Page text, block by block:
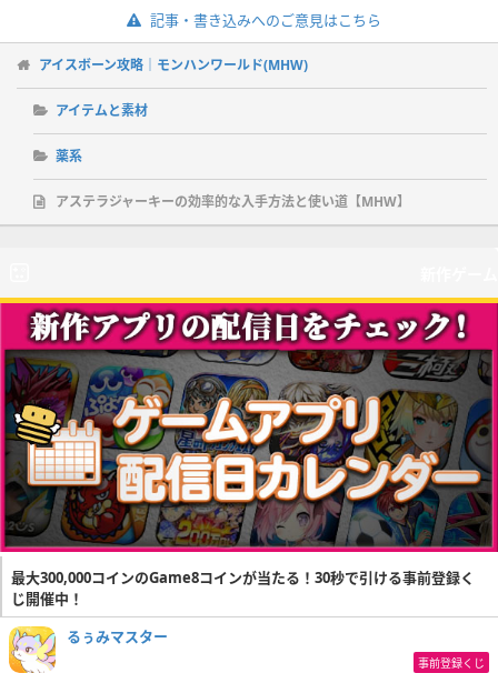
記事・書き込みへのご意見はこちら
アイスボーン攻略｜モンハンワールド(MHW)
アイテムと素材
薬系
アステラジャーキーの効率的な入手方法と使い道【MHW】
最大300,000コインのGame8コインが当たる！30秒で引ける事前登録く
じ開催中！
るぅみマスター
事前登録くじ